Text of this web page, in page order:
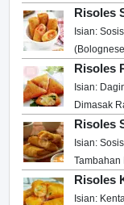
Risoles
Isian:
Risoles
Isian:
Dimasak
Risoles
Isian:
Tambahan
Risoles
Isian: